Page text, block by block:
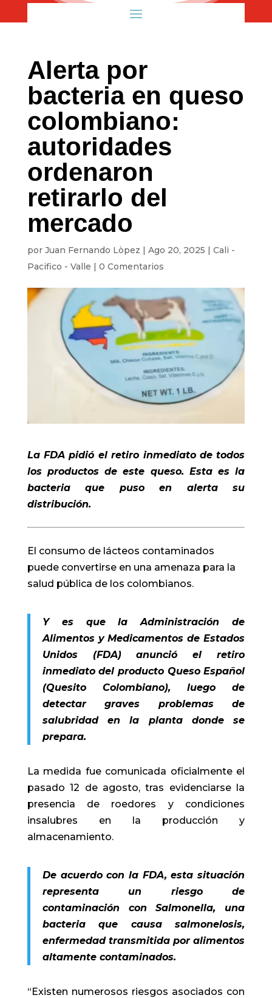
Alerta por
bacteria en queso
colombiano:
autoridades
ordenaron
retirarlo del
mercado
por Juan Fernando Lòpez | Ago 20, 2025 | Cali -
Pacifico - Valle | 0 Comentarios
La FDA pidió el retiro inmediato de todos
los productos de este queso. Esta es la
bacteria que puso en alerta su
distribución.
El consumo de lácteos contaminados
puede convertirse en una amenaza para la
salud pública de los colombianos.
Y es que la Administración de
Alimentos y Medicamentos de Estados
Unidos (FDA) anunció el retiro
inmediato del producto Queso Español
(Quesito Colombiano), luego de
detectar graves problemas de
salubridad en la planta donde se
prepara.
La medida fue comunicada oficialmente el
pasado 12 de agosto, tras evidenciarse la
presencia de roedores y condiciones
insalubres en la producción y
almacenamiento.
De acuerdo con la FDA, esta situación
representa un riesgo de
contaminación con Salmonella, una
bacteria que causa salmonelosis,
enfermedad transmitida por alimentos
altamente contaminados.
“Existen numerosos riesgos asociados con